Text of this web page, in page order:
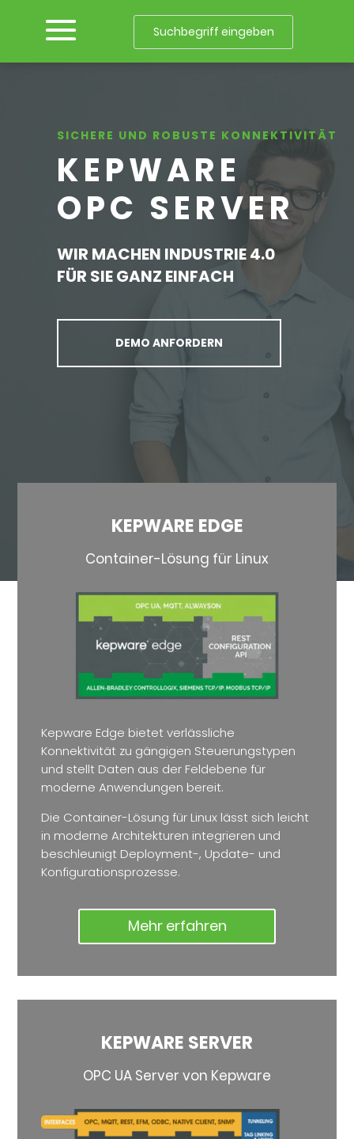
SICHERE UND ROBUSTE KONNEKTIVITÄT
KEPWARE
OPC SERVER
WIR MACHEN INDUSTRIE 4.0
FÜR SIE GANZ EINFACH
DEMO ANFORDERN
KEPWARE EDGE
Container-Lösung für Linux
Kepware Edge bietet verlässliche
Konnektivität zu gängigen Steuerungstypen
und stellt Daten aus der Feldebene für
moderne Anwendungen bereit.
Die Container-Lösung für Linux lässt sich leicht
in moderne Architekturen integrieren und
beschleunigt Deployment-, Update- und
Konfigurationsprozesse.
Mehr erfahren
KEPWARE SERVER
OPC UA Server von Kepware